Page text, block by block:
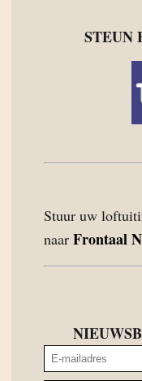
STEUN
Stuur uw
naar Frontaal